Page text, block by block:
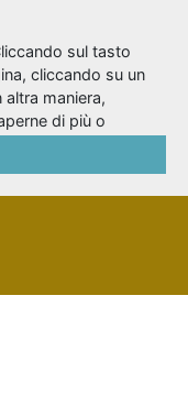
sul tasto
cliccando su un
maniera,
di più o